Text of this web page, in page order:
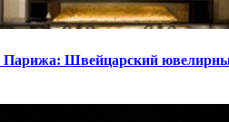
Парижа: Швейцарский